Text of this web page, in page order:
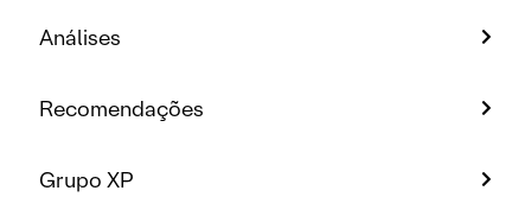
Análises
Recomendações
Grupo XP